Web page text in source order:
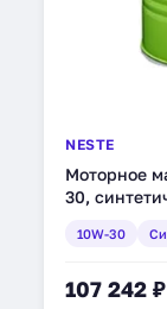
NESTE
Моторное
30,
10W-30
107 242 ₽